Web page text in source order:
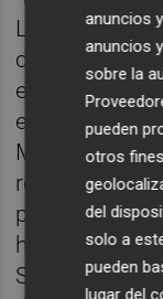
Las
establecidas
estatales y
Ministerios de
remitieron
para el
hasta 20
Secundaria
anuncios
anuncios
sobre la
pueden
otros
del
solo a
pueden
lugar del